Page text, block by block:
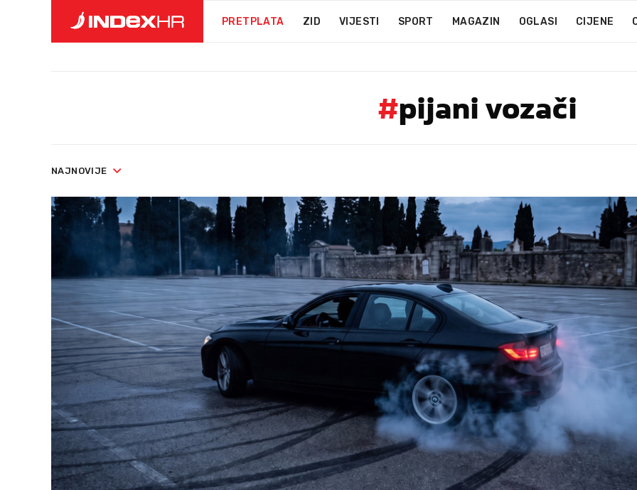
PRETPLATA ZID VIJESTI SPORT MAGAZIN OGLASI CIJENE
#pijani vozači
NAJNOVIJE